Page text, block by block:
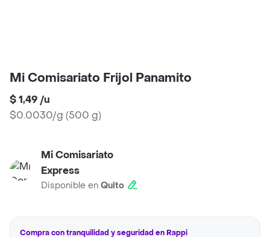
Mi Comisariato Frijol Panamito
$ 1,49 /u
$0.0030/g (500 g)
Mi Comisariato
Express
Disponible en Quito
Compra con tranquilidad y seguridad en Rappi